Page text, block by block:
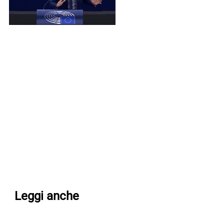
Leggi anche